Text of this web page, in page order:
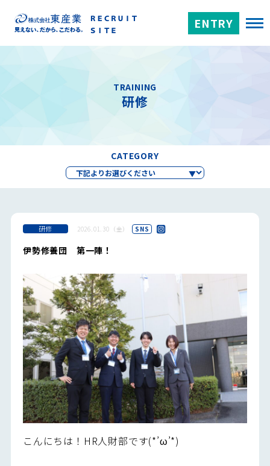
ENTRY
TRAINING
研修
CATEGORY
研修 2026.01.30（金） SNS
伊勢修養団 第一陣！
こんにちは！HR人財部です(*’ω’*)